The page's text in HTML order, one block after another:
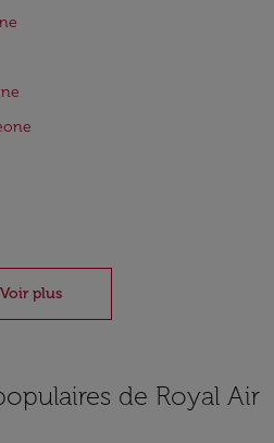
Voir plus
de Royal Air